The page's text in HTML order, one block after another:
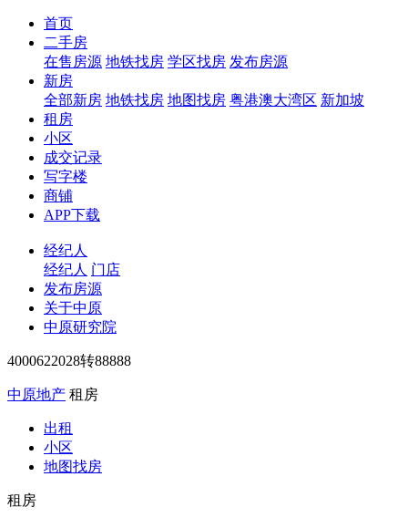
首页
二手房
在售房源 地铁找房 学区找房 发布房源
新房
全部新房 地铁找房 地图找房 粤港澳大湾区 新加坡
租房
小区
成交记录
写字楼
商铺
APP下载
经纪人
经纪人 门店
发布房源
关于中原
中原研究院
4000622028转88888
中原地产 租房
出租
小区
地图找房
租房